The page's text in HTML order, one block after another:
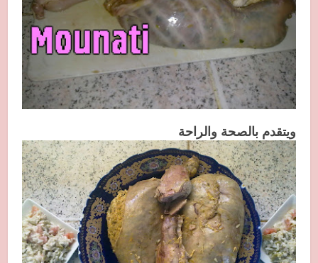
ويتقدم بالصحة والراحة